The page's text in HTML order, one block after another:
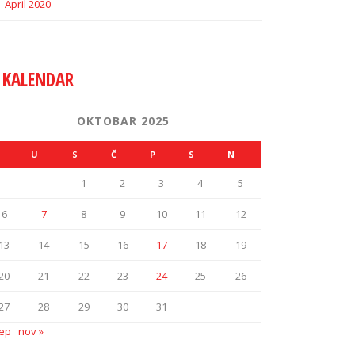
April 2020
KALENDAR
OKTOBAR 2025
U S Č P S N
1 2 3 4 5
6 7 8 9 10 11 12
14 15 16 17 18 19
21 22 23 24 25 26
28 29 30
31
nov »